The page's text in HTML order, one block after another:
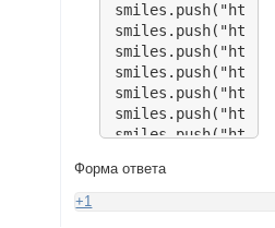
Форма ответа
+1